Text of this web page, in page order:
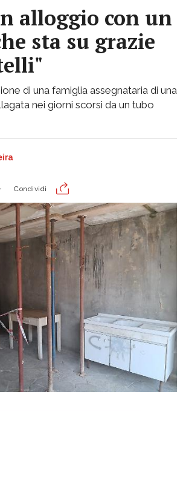
alloggio con un
sta su grazie
di una famiglia assegnataria di una
nei giorni scorsi da un tubo
Condividi